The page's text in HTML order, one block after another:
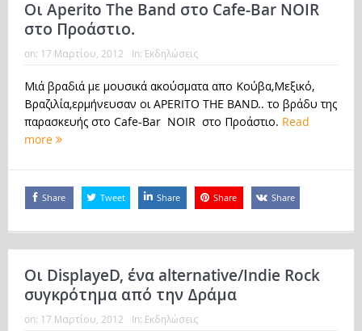
Οι Aperito The Band στο Cafe-Bar NOIR
στο Προάστιο.
on: 17 Μαρτίου, 2012 In: Εκδηλώσεις
Μιά βραδιά με μουσικά ακούσματα απο Κούβα,Μεξικό,
Βραζιλία,ερμήνευσαν οι APERITO THE BAND.. το βράδυ της
παρασκευής στο Cafe-Bar NOIR στο Προάστιο. Read
more
Share Tweet Share Share Share
Οι DisplayeD, ένα alternative/Indie Rock
συγκρότημα από την Δράμα
on: 17 Μαρτίου, 2012 In: Εκδηλώσεις